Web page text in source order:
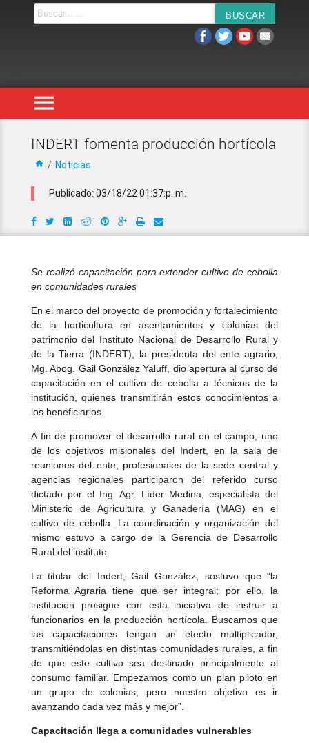
menu
INDERT fomenta producción hortícola
home / Noticias
Publicado: 03/18/22 01:37:p. m.
Se realizó capacitación para extender cultivo de cebolla
en comunidades rurales
En el marco del proyecto de promoción y fortalecimiento
de la horticultura en asentamientos y colonias del
patrimonio del Instituto Nacional de Desarrollo Rural y
de la Tierra (INDERT), la presidenta del ente agrario,
Mg. Abog. Gail González Yaluff, dio apertura al curso de
capacitación en el cultivo de cebolla a técnicos de la
institución, quienes transmitirán estos conocimientos a
los beneficiarios.
A fin de promover el desarrollo rural en el campo, uno
de los objetivos misionales del Indert, en la sala de
reuniones del ente, profesionales de la sede central y
agencias regionales participaron del referido curso
dictado por el Ing. Agr. Líder Medina, especialista del
Ministerio de Agricultura y Ganadería (MAG) en el
cultivo de cebolla. La coordinación y organización del
mismo estuvo a cargo de la Gerencia de Desarrollo
Rural del instituto.
La titular del Indert, Gail González, sostuvo que “la
Reforma Agraria tiene que ser integral; por ello, la
institución prosigue con esta iniciativa de instruir a
funcionarios en la producción hortícola. Buscamos que
las capacitaciones tengan un efecto multiplicador,
transmitiéndolas en distintas comunidades rurales, a fin
de que este cultivo sea destinado principalmente al
consumo familiar. Empezamos como un plan piloto en
un grupo de colonias, pero nuestro objetivo es ir
avanzando cada vez más y mejor”.
Capacitación llega a comunidades vulnerables